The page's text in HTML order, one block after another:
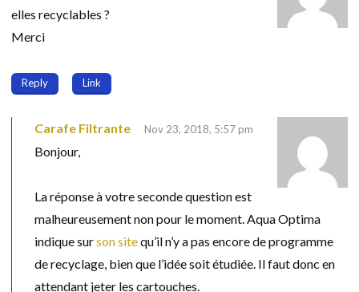
elles recyclables ?
Merci
Reply Link
Carafe Filtrante Nov 23, 2018, 5:57 pm
Bonjour,
La réponse à votre seconde question est
malheureusement non pour le moment. Aqua Optima
indique surson sitequ’il n’y a pas encore de programme
de recyclage, bien que l’idée soit étudiée. Il faut donc en
attendant jeter les cartouches.